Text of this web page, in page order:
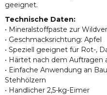
geeignet.
Technische Daten:
• Mineralstoffpaste zur
• Geschmacksrichtung: Apfel
• Speziell geeignet für Rot-,
• Härtet nach dem Auftragen
• Einfache Anwendung an
Stehhölzern
• Handlicher 2,5-kg-Eimer